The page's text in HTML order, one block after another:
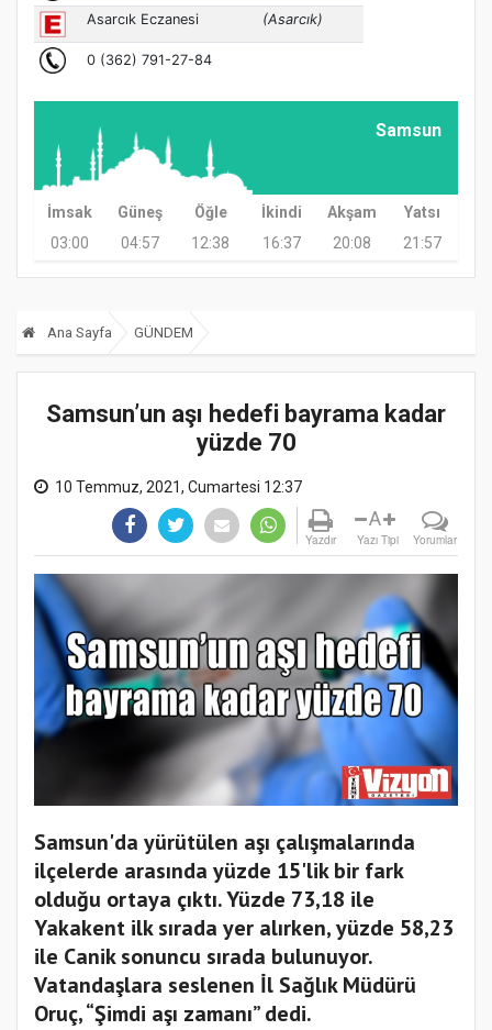
Samsun
İmsak Güneş Öğle İkindi Akşam
Yatsı
03:00
04:57 12:38 16:37 20:08 21:57
Ana Sayfa GÜNDEM
Samsun’un aşı hedefi bayrama kadar
yüzde 70
10 Temmuz, 2021, Cumartesi 12:37
Yazdır
A
Yazı Tipi Yorumlar
Samsun'da yürütülen aşı çalışmalarında
ilçelerde arasında yüzde 15'lik bir fark
olduğu ortaya çıktı. Yüzde 73,18 ile
Yakakent ilk sırada yer alırken, yüzde 58,23
ile Canik sonuncu sırada bulunuyor.
Vatandaşlara seslenen İl Sağlık Müdürü
Oruç, “Şimdi aşı zamanı” dedi.